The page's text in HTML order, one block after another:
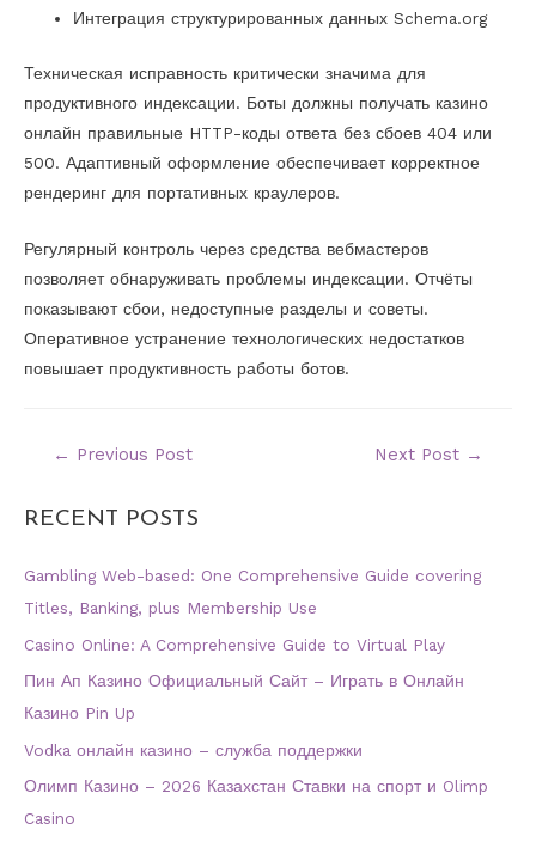
Интеграция структурированных данных Schema.org
Техническая исправность критически значима для
продуктивного индексации. Боты должны получать казино
онлайн правильные HTTP-коды ответа без сбоев 404 или
500. Адаптивный оформление обеспечивает корректное
рендеринг для портативных краулеров.
Регулярный контроль через средства вебмастеров
позволяет обнаруживать проблемы индексации. Отчёты
показывают сбои, недоступные разделы и советы.
Оперативное устранение технологических недостатков
повышает продуктивность работы ботов.
← Previous Post Next Post →
RECENT POSTS
Gambling Web-based: One Comprehensive Guide covering
Titles, Banking, plus Membership Use
Casino Online: A Comprehensive Guide to Virtual Play
Пин Ап Казино Официальный Сайт – Играть в Онлайн
Казино Pin Up
Vodka онлайн казино – служба поддержки
Олимп Казино – 2026 Казахстан Ставки на спорт и Olimp
Casino